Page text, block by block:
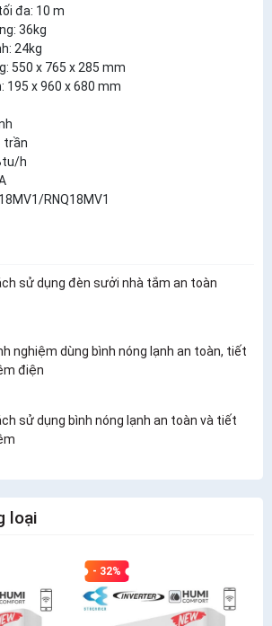
đa: 10 m
36kg
24kg
550 x 765 x 285 mm
195 x 960 x 680 mm
trần
h
RNQ18MV1
sử dụng đèn sưởi nhà tắm an toàn
nghiệm dùng bình nóng lạnh an toàn, tiết
điện
sử dụng bình nóng lạnh an toàn và tiết
loại
- 32%